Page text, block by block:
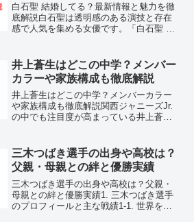
白石聖 結婚してる？最新情報と魅力を徹
底解説白石聖は透明感のある演技と存在
感で人気を集める女優です。「白石聖 結
ことを示しています。本記事では結婚に
関する情報を中心に、...
井上蒼生はどこの中学？メンバー
カラーや家族構成も徹底解説
井上蒼生はどこの中学？メンバーカラー
や家族構成も徹底解説関西ジャニーズJr.
の中でも注目度が高まっている井上蒼
の記事では、井上蒼生の中学校やメンバ
ーカラー、兄弟構成、入...
三木つばき選手の出身や高校は？
父親・母親との絆と優勝実績
三木つばき選手の出身や高校は？父親・
母親との絆と優勝実績1. 三木つばき選手
のプロフィールと主な戦績1-1. 世界を舞